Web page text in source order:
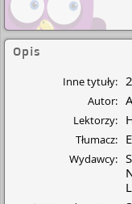
Opis
Inne tytuły:
Autor:
Lektorzy:
Tłumacz:
Wydawcy: